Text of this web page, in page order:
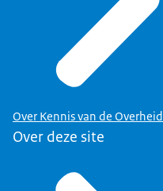
Over Kennis van de Overheid
Over deze site